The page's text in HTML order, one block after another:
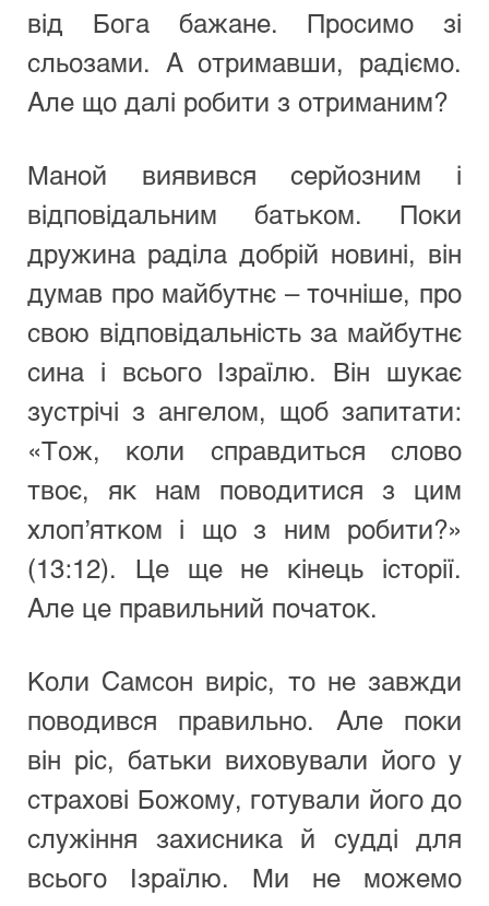
від Бога бажане. Просимо зі
сльозами. А отримавши, радіємо.
Але що далі робити з отриманим?
Маной виявився серйозним і
відповідальним батьком. Поки
дружина раділа добрій новині, він
думав про майбутнє – точніше, про
свою відповідальність за майбутнє
сина і всього Ізраїлю. Він шукає
зустрічі з ангелом, щоб запитати:
«Тож, коли справдиться слово
твоє, як нам поводитися з цим
хлоп’ятком і що з ним робити?»
(13:12). Це ще не кінець історії.
Але це правильний початок.
Коли Самсон виріс, то не завжди
поводився правильно. Але поки
він ріс, батьки виховували його у
страхові Божому, готували його до
служіння захисника й судді для
всього Ізраїлю. Ми не можемо